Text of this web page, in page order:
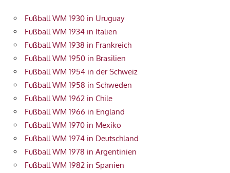
Fußball WM 1930 in Uruguay
Fußball WM 1934 in Italien
Fußball WM 1938 in Frankreich
Fußball WM 1950 in Brasilien
Fußball WM 1954 in der Schweiz
Fußball WM 1958 in Schweden
Fußball WM 1962 in Chile
Fußball WM 1966 in England
Fußball WM 1970 in Mexiko
Fußball WM 1974 in Deutschland
Fußball WM 1978 in Argentinien
Fußball WM 1982 in Spanien